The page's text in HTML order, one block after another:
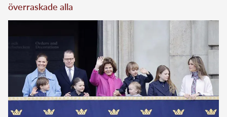
överraskade alla